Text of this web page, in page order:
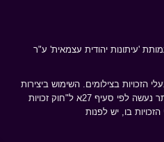
'עיתונות יהודית עצמאית' ע"ר
הזכויות בצילומים. השימוש ביצירות
שבעל הזכויות בהן אינו ידוע או לא אותר נעשה לפי סעיף 27א ל"חוק זכויות
בו, יש לפנות